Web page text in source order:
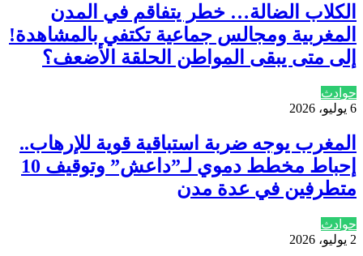
الكلاب الضالة… خطر يتفاقم في المدن
المغربية ومجالس جماعية تكتفي بالمشاهدة!
إلى متى يبقى المواطن الحلقة الأضعف؟
حوادث
6 يوليو، 2026
المغرب يوجه ضربة استباقية قوية للإرهاب..
إحباط مخطط دموي لـ”داعش” وتوقيف 10
متطرفين في عدة مدن
حوادث
2 يوليو، 2026